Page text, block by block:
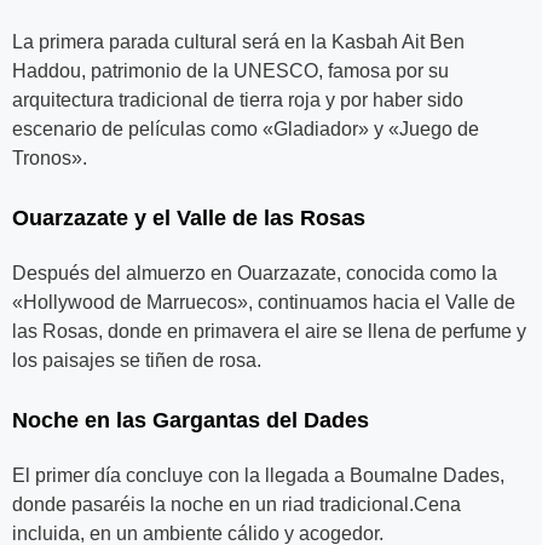
La primera parada cultural será en la Kasbah Ait Ben
Haddou, patrimonio de la UNESCO, famosa por su
arquitectura tradicional de tierra roja y por haber sido
escenario de películas como «Gladiador» y «Juego de
Tronos».
Ouarzazate y el Valle de las Rosas
Después del almuerzo en Ouarzazate, conocida como la
«Hollywood de Marruecos», continuamos hacia el Valle de
las Rosas, donde en primavera el aire se llena de perfume y
los paisajes se tiñen de rosa.
Noche en las Gargantas del Dades
El primer día concluye con la llegada a Boumalne Dades,
donde pasaréis la noche en un riad tradicional.Cena
incluida, en un ambiente cálido y acogedor.